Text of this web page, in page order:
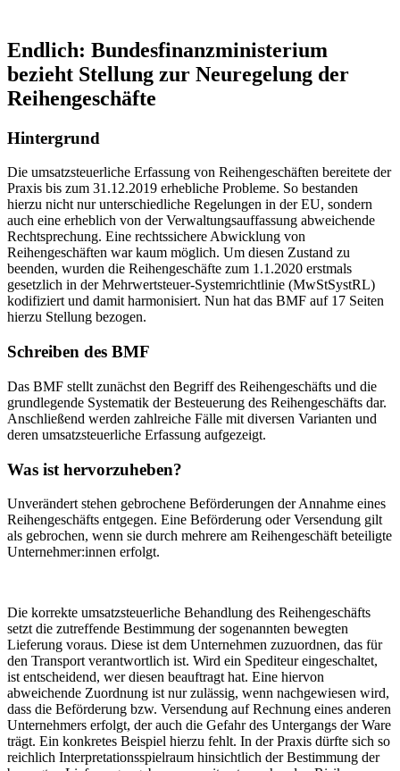
Endlich: Bundesfinanzministerium
bezieht Stellung zur Neuregelung der
Reihengeschäfte
Hintergrund
Die umsatzsteuerliche Erfassung von Reihengeschäften bereitete der
Praxis bis zum 31.12.2019 erhebliche Probleme. So bestanden
hierzu nicht nur unterschiedliche Regelungen in der EU, sondern
auch eine erheblich von der Verwaltungsauffassung abweichende
Rechtsprechung. Eine rechtssichere Abwicklung von
Reihengeschäften war kaum möglich. Um diesen Zustand zu
beenden, wurden die Reihengeschäfte zum 1.1.2020 erstmals
gesetzlich in der Mehrwertsteuer-Systemrichtlinie (MwStSystRL)
kodifiziert und damit harmonisiert. Nun hat das BMF auf 17 Seiten
hierzu Stellung bezogen.
Schreiben des BMF
Das BMF stellt zunächst den Begriff des Reihengeschäfts und die
grundlegende Systematik der Besteuerung des Reihengeschäfts dar.
Anschließend werden zahlreiche Fälle mit diversen Varianten und
deren umsatzsteuerliche Erfassung aufgezeigt.
Was ist hervorzuheben?
Unverändert stehen gebrochene Beförderungen der Annahme eines
Reihengeschäfts entgegen. Eine Beförderung oder Versendung gilt
als gebrochen, wenn sie durch mehrere am Reihengeschäft beteiligte
Unternehmer:innen erfolgt.
Die korrekte umsatzsteuerliche Behandlung des Reihengeschäfts
setzt die zutreffende Bestimmung der sogenannten bewegten
Lieferung voraus. Diese ist dem Unternehmen zuzuordnen, das für
den Transport verantwortlich ist. Wird ein Spediteur eingeschaltet,
ist entscheidend, wer diesen beauftragt hat. Eine hiervon
abweichende Zuordnung ist nur zulässig, wenn nachgewiesen wird,
dass die Beförderung bzw. Versendung auf Rechnung eines anderen
Unternehmers erfolgt, der auch die Gefahr des Untergangs der Ware
trägt. Ein konkretes Beispiel hierzu fehlt. In der Praxis dürfte sich so
reichlich Interpretationsspielraum hinsichtlich der Bestimmung der